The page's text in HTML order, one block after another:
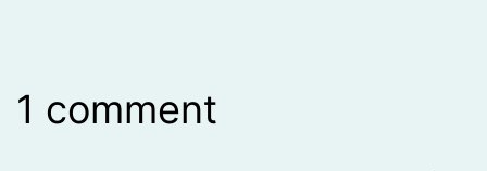
1 comment